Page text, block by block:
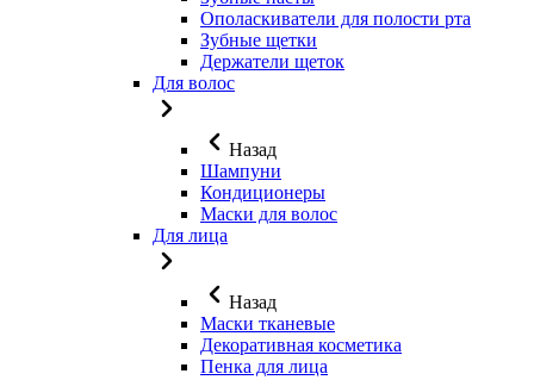
Ополаскиватели для полости рта
Зубные щетки
Держатели щеток
Для волос
Назад
Шампуни
Кондиционеры
Маски для волос
Для лица
Назад
Маски тканевые
Декоративная косметика
Пенка для лица